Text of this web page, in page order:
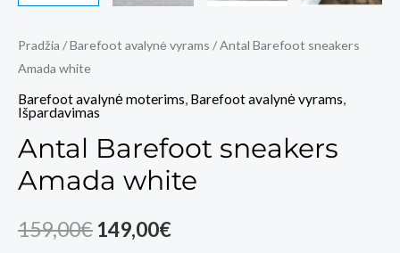
Pradžia /Barefoot avalynė vyrams / Antal Barefoot sneakers
Amada white
Barefoot avalynė moterims, Barefoot avalynė vyrams,
Išpardavimas
Antal Barefoot sneakers
Amada white
159,00€ Original
149,00€Current